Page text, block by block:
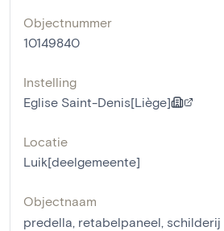
Objectnummer
10149840
Instelling
Eglise Saint-Denis[Liège]
Locatie
Luik[deelgemeente]
Objectnaam
predella, retabelpaneel, schilderij